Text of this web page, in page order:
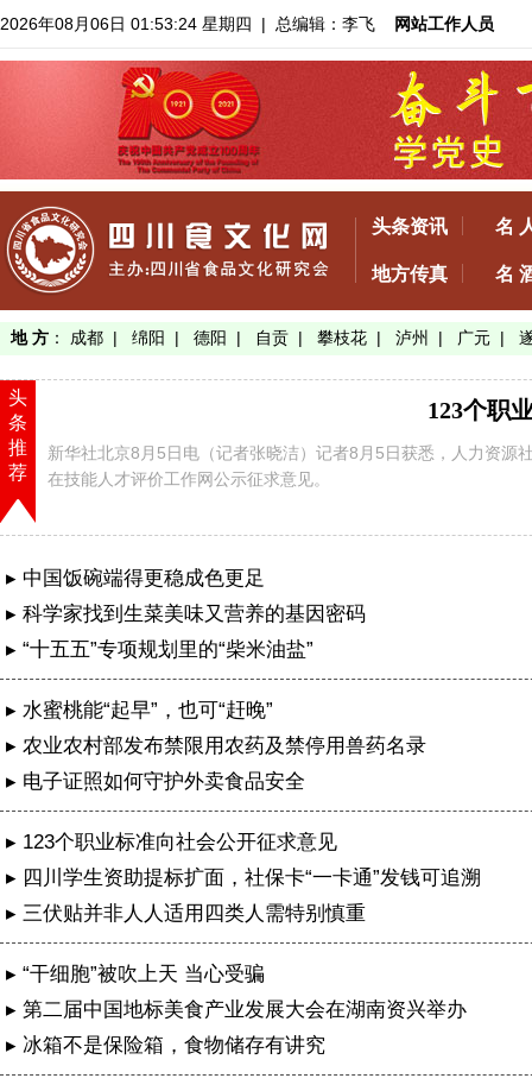
2026年08月06日 01:53:25 星期四 | 总编辑：李飞 网站工作人员
头条资讯 名
地方传真 名
地 方 ： 成都 | 绵阳 | 德阳 | 自贡 | 攀枝花 | 泸州 | 广元 |
头
条
推
荐
123个职
新华社北京8月5日电（记者张晓洁）记者8月5日获悉，人力资源
在技能人才评价工作网公示征求意见。
【了解详情】
▸ 中国饭碗端得更稳成色更足
▸ 科学家找到生菜美味又营养的基因密码
▸ “十五五”专项规划里的“柴米油盐”
▸ 水蜜桃能“起早”，也可“赶晚”
▸ 农业农村部发布禁限用农药及禁停用兽药名录
▸ 电子证照如何守护外卖食品安全
▸ 123个职业标准向社会公开征求意见
▸ 四川学生资助提标扩面，社保卡“一卡通”发钱可追溯
▸ 三伏贴并非人人适用四类人需特别慎重
▸ “干细胞”被吹上天 当心受骗
▸ 第二届中国地标美食产业发展大会在湖南资兴举办
▸ 冰箱不是保险箱，食物储存有讲究
简阳“四式课堂”交出农村交通治理精准答卷